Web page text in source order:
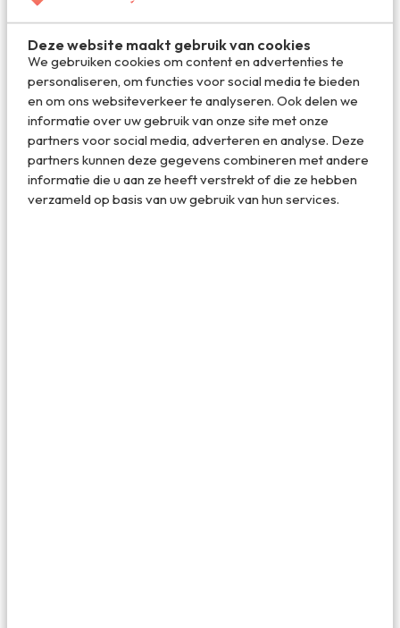
Deze website maakt gebruik van cookies
We gebruiken cookies om content en advertenties te
personaliseren, om functies voor social media te bieden
en om ons websiteverkeer te analyseren. Ook delen we
informatie over uw gebruik van onze site met onze
partners voor social media, adverteren en analyse. Deze
partners kunnen deze gegevens combineren met andere
informatie die u aan ze heeft verstrekt of die ze hebben
verzameld op basis van uw gebruik van hun services.
Je ziet eigenlijk direct al dat over veel kleine dingen is
nagedacht. De naden zijn waterdicht getaped, zakken
gaan dicht met magneten (dus de kans dat je iets verliest
is echt heel klein), er is een handig vakje voor je liftpas en
zelfs een vakje om je telefoon dicht op je lichaam te
dragen en zo dus warm te houden. Het zijn van die kleine
dingen die het verschil maken. Die een skidag net wat
prettiger maken, zodat je je geen seconde aan je outfit
hoeft te storen. En het leuke is dat zowel de broek als de
jas van Montec zich in een prijscategorie bevindt die qua
technische capaciteit vergelijkbaar is met ‘de gevestigde